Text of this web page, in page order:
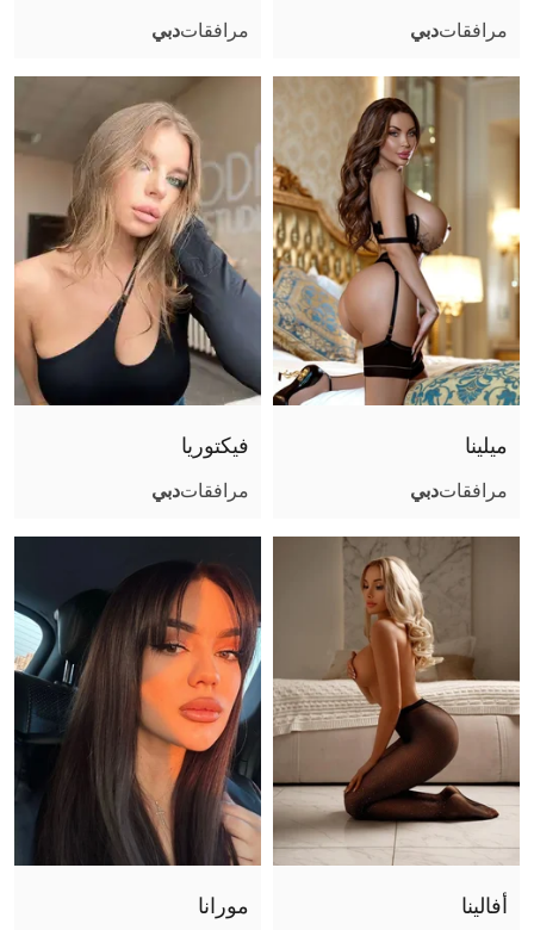
مرافقاتدبي مرافقاتدبي
ميلينا
مرافقاتدبي
فيكتوريا
مرافقاتدبي
أفالينا مورانا
قذف على الجسم
لحس مهبلي
مص عميق
كلام بذيء
سيطرة
ثنائي مع فتاة
مساج مثير
صور مثيرة (أثناء اللقاء)
ملاعبة
فتشية القدم
تبول (أعطي)
تبول (أتلقى)
جنس جماعي
استمناء باليد
كاماسوترا
استمناء
سيدة
جنس فموي بدون واقي
مساج البروستاتا